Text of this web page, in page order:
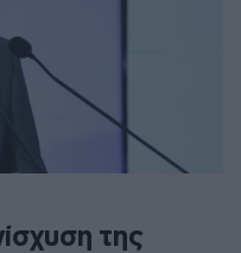
της